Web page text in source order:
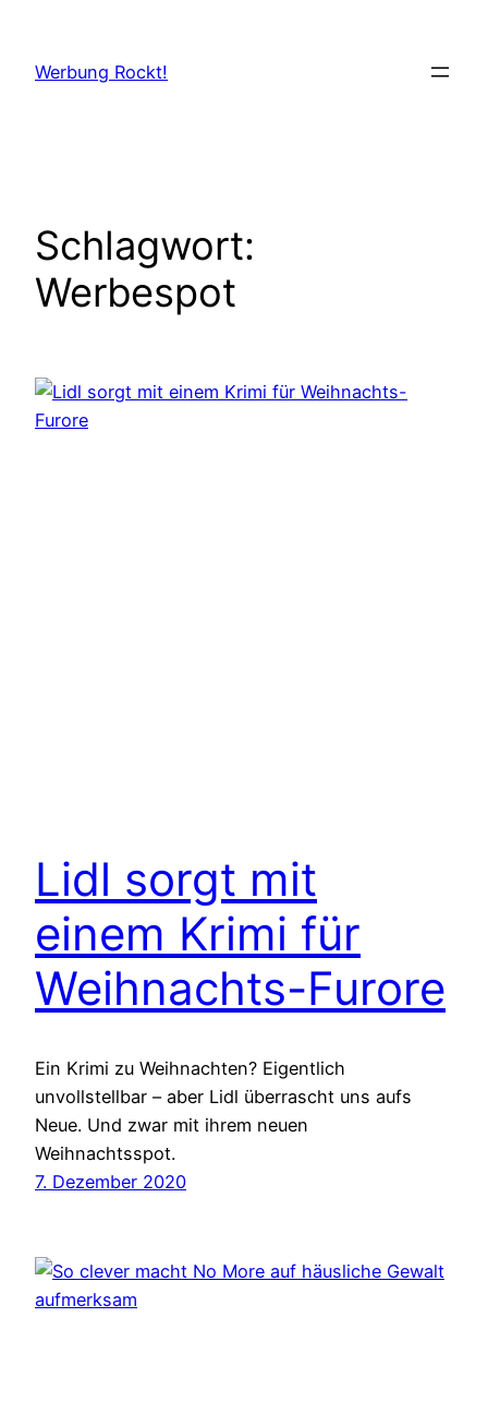
springen
Werbung Rockt!
Schlagwort:
Werbespot
Lidl sorgt mit
einem Krimi für
Weihnachts-Furore
Ein Krimi zu Weihnachten? Eigentlich
unvollstellbar – aber Lidl überrascht uns aufs
Neue. Und zwar mit ihrem neuen
Weihnachtsspot.
7. Dezember 2020